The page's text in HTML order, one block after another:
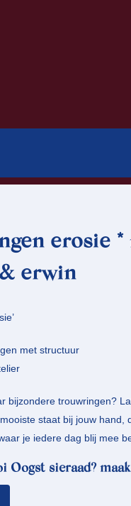
erosie *
erwin
met structuur
bijzondere trouwringen?
staat bij jouw
je iedere dag blij mee
Oogst sieraad?